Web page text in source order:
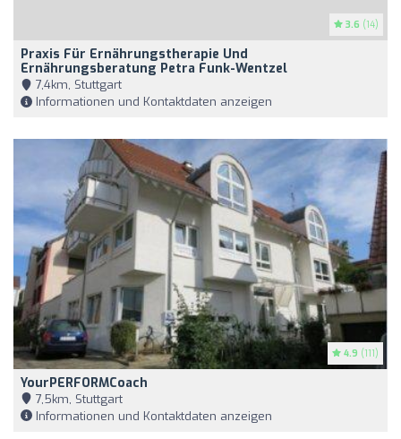
3.6 (14)
Praxis Für Ernährungstherapie Und
Ernährungsberatung Petra Funk-Wentzel
7,4km, Stuttgart
Informationen und Kontaktdaten anzeigen
4.9 (111)
YourPERFORMCoach
7,5km, Stuttgart
Informationen und Kontaktdaten anzeigen